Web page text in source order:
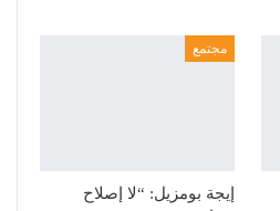
مجتمع
إيجة بومزيل: “لا إصلاح